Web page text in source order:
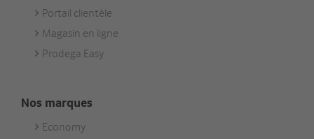
Portail clientèle
Magasin en ligne
Prodega Easy
Nos marques
Footer
Economy